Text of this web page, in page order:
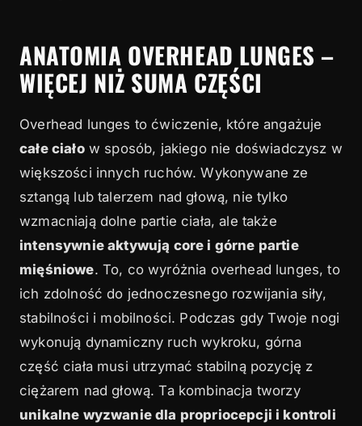
ANATOMIA OVERHEAD LUNGES –
WIĘCEJ NIŻ SUMA CZĘŚCI
Overhead lunges to ćwiczenie, które angażuje
całe ciałow sposób, jakiego nie doświadczysz w
większości innych ruchów. Wykonywane ze
sztangą lub talerzem nad głową, nie tylko
wzmacniają dolne partie ciała, ale także
intensywnie aktywują core i górne partie
mięśniowe. To, co wyróżnia overhead lunges, to
ich zdolność do jednoczesnego rozwijania siły,
stabilności i mobilności. Podczas gdy Twoje nogi
wykonują dynamiczny ruch wykroku, górna
część ciała musi utrzymać stabilną pozycję z
ciężarem nad głową. Ta kombinacja tworzy
unikalne wyzwanie dla propriocepcji i kontroli